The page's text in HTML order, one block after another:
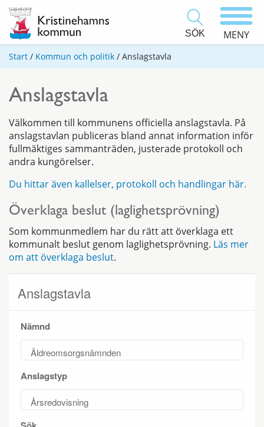
SÖK MENY
Start / Kommun och politik / Anslagstavla
Anslagstavla
Välkommen till kommunens officiella anslagstavla. På
anslagstavlan publiceras bland annat information inför
fullmäktiges sammanträden, justerade protokoll och
andra kungörelser.
Du hittar även kallelser, protokoll och handlingar här.
Överklaga beslut (laglighetsprövning)
Som kommunmedlem har du rätt att överklaga ett
kommunalt beslut genom laglighetsprövning. Läs mer
om att överklaga beslut.